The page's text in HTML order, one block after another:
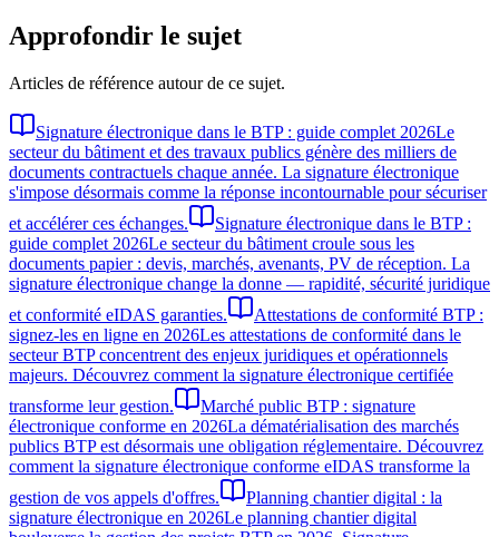
Approfondir le sujet
Articles de référence autour de ce sujet.
Signature électronique dans le BTP : guide complet 2026Le
secteur du bâtiment et des travaux publics génère des milliers de
documents contractuels chaque année. La signature électronique
s'impose désormais comme la réponse incontournable pour sécuriser
et accélérer ces échanges.
Signature électronique dans le BTP :
guide complet 2026Le secteur du bâtiment croule sous les
documents papier : devis, marchés, avenants, PV de réception. La
signature électronique change la donne — rapidité, sécurité juridique
et conformité eIDAS garanties.
Attestations de conformité BTP :
signez-les en ligne en 2026Les attestations de conformité dans le
secteur BTP concentrent des enjeux juridiques et opérationnels
majeurs. Découvrez comment la signature électronique certifiée
transforme leur gestion.
Marché public BTP : signature
électronique conforme en 2026La dématérialisation des marchés
publics BTP est désormais une obligation réglementaire. Découvrez
comment la signature électronique conforme eIDAS transforme la
gestion de vos appels d'offres.
Planning chantier digital : la
signature électronique en 2026Le planning chantier digital